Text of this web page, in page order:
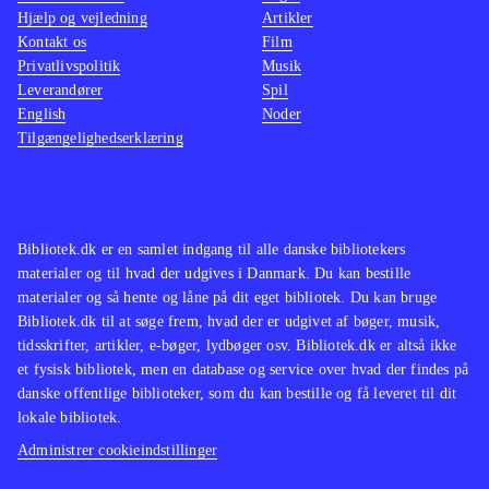
FIFA fodbold er et af de mest oplagte
playstationspil overhovedet. Ny
udgave er efterspurgt hvert år, mens
2-3 år ældre spil dog sagtens kan
udlånes parallelt
Bibliotek.dk er en samlet indgang til alle danske bibliotekers
materialer og til hvad der udgives i Danmark. Du kan bestille
materialer og så hente og låne på dit eget bibliotek. Du kan bruge
Bibliotek.dk til at søge frem, hvad der er udgivet af bøger, musik,
tidsskrifter, artikler, e-bøger, lydbøger osv. Bibliotek.dk er altså ikke
et fysisk bibliotek, men en database og service over hvad der findes på
danske offentlige biblioteker, som du kan bestille og få leveret til dit
lokale bibliotek.
Administrer cookieindstillinger
Hjælp og vejledning
Kontakt os
Privatlivspolitik
Leverandører
English
Tilgængelighedserklæring
Artikler
Film
Musik
Spil
Noder